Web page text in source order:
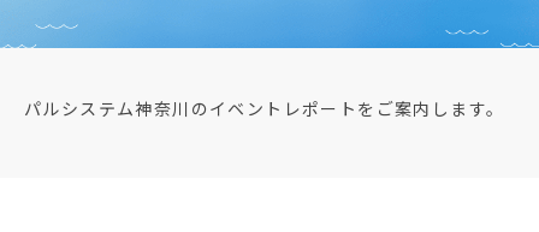
パルシステム神奈川のイベントレポートをご案内します。